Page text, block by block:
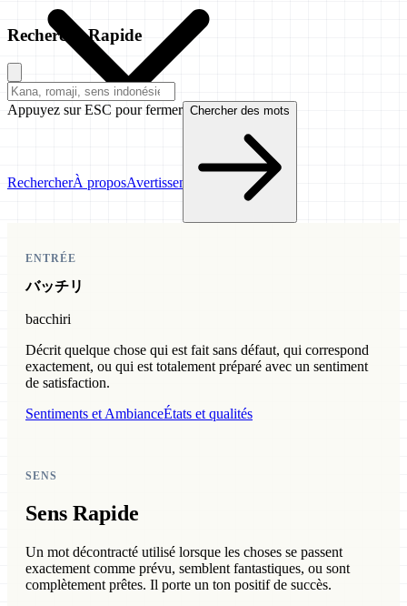
RechercherÀ proposAvertissement
Recherche Rapide
Appuyez sur ESC pour fermer Chercher des mots
ENTRÉE
バッチリ
bacchiri
Décrit quelque chose qui est fait sans défaut, qui correspond
exactement, ou qui est totalement préparé avec un sentiment
de satisfaction.
Sentiments et AmbianceÉtats et qualités
SENS
Sens Rapide
Un mot décontracté utilisé lorsque les choses se passent
exactement comme prévu, semblent fantastiques, ou sont
complètement prêtes. Il porte un ton positif de succès.